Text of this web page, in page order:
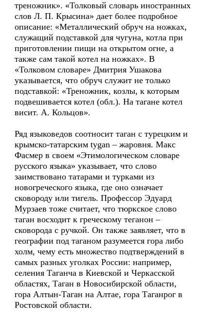
треножник». «Толковый словарь иностранных
слов Л. П. Крысина» дает более подробное
описание: «Металлический обруч на ножках,
служащий подставкой для чугуна, котла при
приготовлении пищи на открытом огне, а
также сам такой котел на ножках». В
«Толковом словаре» Дмитрия Ушакова
указывается, что обруч служит не только
подставкой: «Треножник, козлы, к которым
подвешивается котел (обл.). На тагане котел
висит. А. Кольцов».
Ряд языковедов соотносит таган с турецким и
крымско-татарским tygan – жаровня. Макс
Фасмер в своем «Этимологическом словаре
русского языка» указывает, что слово
заимствовано татарами и турками из
новогреческого языка, где оно означает
сковороду или тигель. Профессор Эдуард
Мурзаев тоже считает, что тюркское слово
таган восходит к греческому теганон –
сковорода с ручкой. Он также заявляет, что в
географии под таганом разумеется гора либо
холм, чему есть множество подтверждений в
самых разных уголках России: например,
селения Таганча в Киевской и Черкасской
областях, Таган в Новосибирской области,
гора Алтын-Таган на Алтае, гора Таганрог в
Ростовской области.